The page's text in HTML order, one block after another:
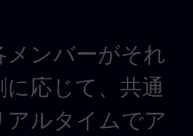
メンバーがそれ
応じて、共通
アルタイムでア